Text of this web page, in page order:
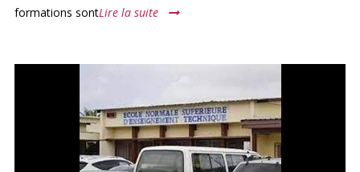
formations sontLire la suite